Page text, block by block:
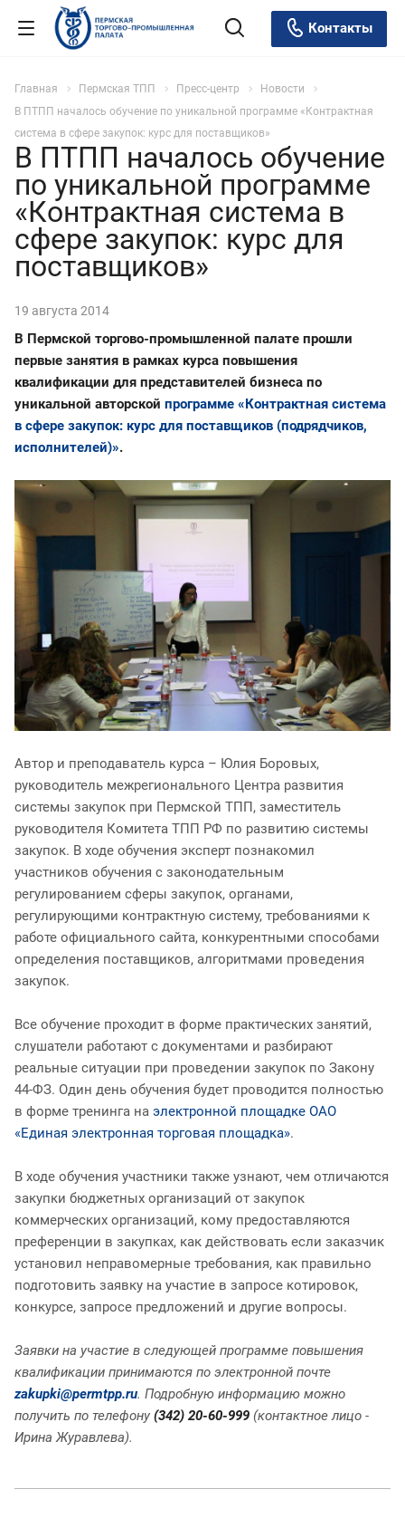
Контакты
Главная Пермская ТПП Пресс-центр
Новости
В ПТПП началось обучение по уникальной программе «Контрактная
система в сфере закупок: курс для поставщиков»
В ПТПП началось обучение
по уникальной программе
«Контрактная система в
сфере закупок: курс для
поставщиков»
19 августа 2014
В Пермской торгово-промышленной палате прошли
первые занятия в рамках курса повышения
квалификации для представителей бизнеса по
уникальной авторской программе «Контрактная система
в сфере закупок: курс для поставщиков (подрядчиков,
исполнителей)».
Автор и преподаватель курса – Юлия Боровых,
руководитель межрегионального Центра развития
системы закупок при Пермской ТПП, заместитель
руководителя Комитета ТПП РФ по развитию системы
закупок. В ходе обучения эксперт познакомил
участников обучения с законодательным
регулированием сферы закупок, органами,
регулирующими контрактную систему, требованиями к
работе официального сайта, конкурентными способами
определения поставщиков, алгоритмами проведения
закупок.
Все обучение проходит в форме практических занятий,
слушатели работают с документами и разбирают
реальные ситуации при проведении закупок по Закону
44-ФЗ. Один день обучения будет проводится полностью
в форме тренинга на электронной площадке ОАО
«Единая электронная торговая площадка».
В ходе обучения участники также узнают, чем отличаются
закупки бюджетных организаций от закупок
коммерческих организаций, кому предоставляются
преференции в закупках, как действовать если заказчик
установил неправомерные требования, как правильно
подготовить заявку на участие в запросе котировок,
конкурсе, запросе предложений и другие вопросы.
Заявки на участие в следующей программе повышения
квалификации принимаются по электронной почте
zakupki@permtpp.ru. Подробную информацию можно
получить по телефону (342) 20-60-999 (контактное лицо -
Ирина Журавлева).